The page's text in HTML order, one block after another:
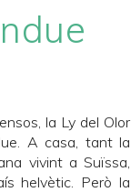
la Ly del Olor
. A casa, tant la
vivint a Suïssa,
helvètic. Però la